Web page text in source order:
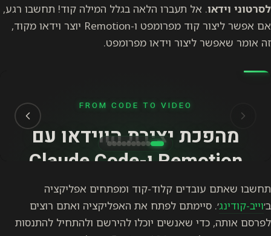
לסרטוני וידאו. אל תעברו הלאה בגלל המילה קוד! תחשבו רגע,
אם אפשר ליצור קוד מפרומפט ו-Remotion יוצר וידאו מקוד,
זה אומר שאפשר ליצור וידאו מפרומפט.
תחשבו שאתם עובדים קלוד-קוד ומפתחים אפליקציה
ב׳וייב-קודינג׳. סיימתם לפתח את האפליקציה ואתם רוצים
לפרסם אותה, כדי שאנשים יוכלו להירשם ולהתחיל להתנסות